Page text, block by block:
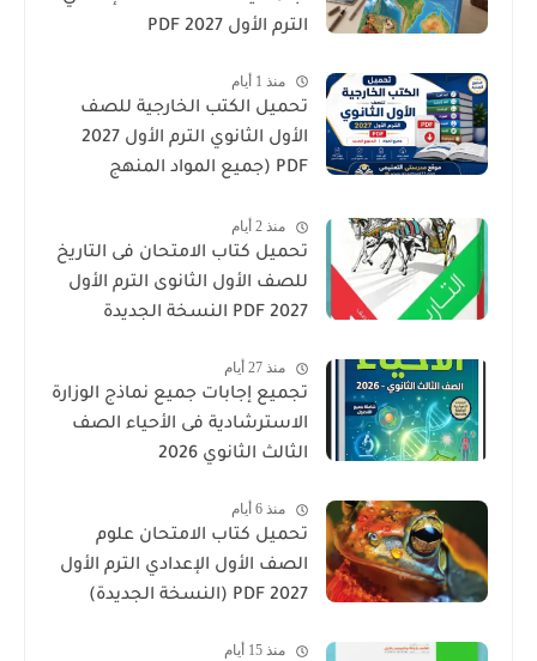
الترم الأول 2027 PDF
منذ 1 أيام
تحميل الكتب الخارجية للصف
الأول الثانوي الترم الأول 2027
PDF (جميع المواد المنهج
منذ 2 أيام
تحميل كتاب الامتحان فى التاريخ
للصف الأول الثانوى الترم الأول
2027 PDF النسخة الجديدة
منذ 27 أيام
تجميع إجابات جميع نماذج الوزارة
الاسترشادية فى الأحياء الصف
الثالث الثانوي 2026
منذ 6 أيام
تحميل كتاب الامتحان علوم
الصف الأول الإعدادي الترم الأول
2027 PDF (النسخة الجديدة)
منذ 15 أيام